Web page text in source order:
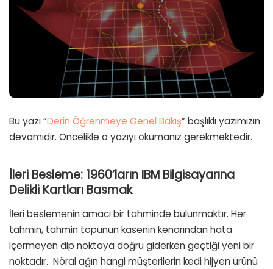
Bu yazı “Derin Öğrenmeye Genel Bakış” başlıklı yazımızın
devamıdır. Öncelikle o yazıyı okumanız gerekmektedir.
İleri Besleme: 1960’ların IBM Bilgisayarına
Delikli Kartları Basmak
İleri beslemenin amacı bir tahminde bulunmaktır. Her
tahmin, tahmin topunun kasenin kenarından hata
içermeyen dip noktaya doğru giderken geçtiği yeni bir
noktadır. Nöral ağın hangi müşterilerin kedi hijyen ürünü